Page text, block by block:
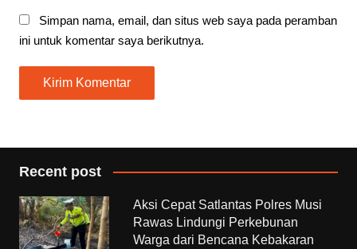
Simpan nama, email, dan situs web saya pada peramban
ini untuk komentar saya berikutnya.
Recent post
Aksi Cepat Satlantas Polres Musi
Rawas Lindungi Perkebunan
Warga dari Bencana Kebakaran